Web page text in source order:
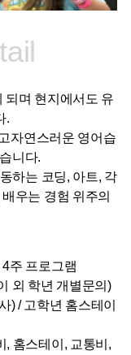
되며 현지에서도 유
.
자연스러운 영어습
니다.
하는 코딩, 아트, 각
우는 경험 위주의
4주 프로그램
외 학년 개별문의)
) / 고학년 홈스테이
, 홈스테이, 교통비,